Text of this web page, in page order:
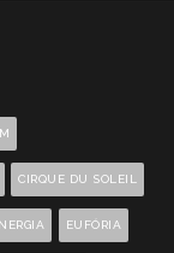
CIRQUE DU SOLEIL
EUFÓRIA